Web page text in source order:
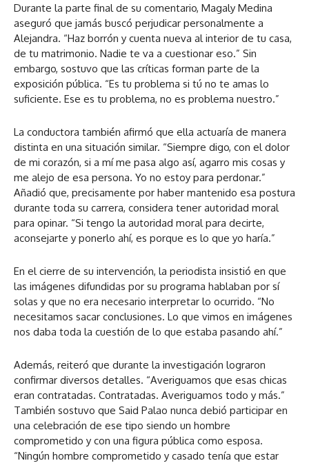
Durante la parte final de su comentario, Magaly Medina
aseguró que jamás buscó perjudicar personalmente a
Alejandra. “Haz borrón y cuenta nueva al interior de tu casa,
de tu matrimonio. Nadie te va a cuestionar eso.” Sin
embargo, sostuvo que las críticas forman parte de la
exposición pública. “Es tu problema si tú no te amas lo
suficiente. Ese es tu problema, no es problema nuestro.”
La conductora también afirmó que ella actuaría de manera
distinta en una situación similar. “Siempre digo, con el dolor
de mi corazón, si a mí me pasa algo así, agarro mis cosas y
me alejo de esa persona. Yo no estoy para perdonar.”
Añadió que, precisamente por haber mantenido esa postura
durante toda su carrera, considera tener autoridad moral
para opinar. “Si tengo la autoridad moral para decirte,
aconsejarte y ponerlo ahí, es porque es lo que yo haría.”
En el cierre de su intervención, la periodista insistió en que
las imágenes difundidas por su programa hablaban por sí
solas y que no era necesario interpretar lo ocurrido. “No
necesitamos sacar conclusiones. Lo que vimos en imágenes
nos daba toda la cuestión de lo que estaba pasando ahí.”
Además, reiteró que durante la investigación lograron
confirmar diversos detalles. “Averiguamos que esas chicas
eran contratadas. Contratadas. Averiguamos todo y más.”
También sostuvo que Said Palao nunca debió participar en
una celebración de ese tipo siendo un hombre
comprometido y con una figura pública como esposa.
“Ningún hombre comprometido y casado tenía que estar